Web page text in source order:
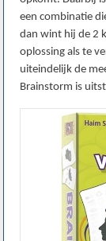
een combinatie
dan wint hij de 2
oplossing als te
uiteindelijk de
Brainstorm is